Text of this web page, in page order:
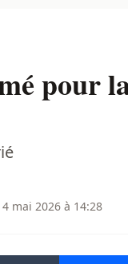
pour
mai 2026 à 14:28